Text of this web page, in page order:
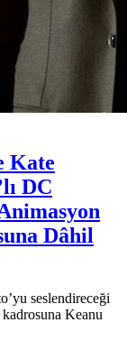
Kate
DC
Dâhil
seslendireceği
Keanu